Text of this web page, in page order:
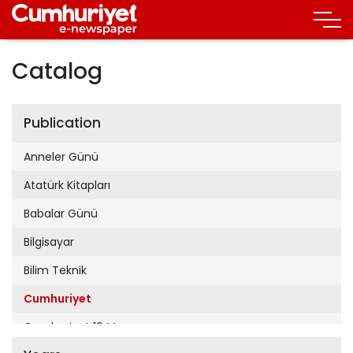
Catalog
Publication
Anneler Günü
Atatürk Kitapları
Babalar Günü
Bilgisayar
Bilim Teknik
Cumhuriyet
Cumhuriyet 19 Mayıs